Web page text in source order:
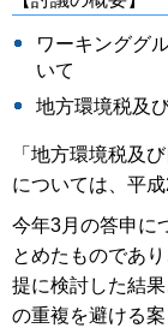
ワーキンググ
いて
地方環境税及
「地方環境税及
については、平
今年3月の答申に
とめたものであ
提に検討した結
の重複を避ける